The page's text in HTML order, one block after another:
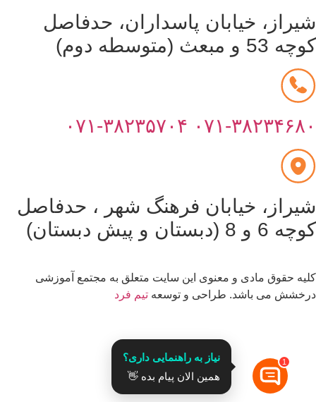
خیابان پاسداران، حدفاصل
و مبعث (متوسطه دوم)
۳۸۲۳۴۶۸۰ ۰۷۱-۳۸۲۳۵۷۰۴
خیابان فرهنگ شهر ، حدفاصل
8 (دبستان و پیش دبستان)
حقوق مادی و معنوی این سایت متعلق به مجتمع آموزشی
می باشد. طراحی و توسعهتیم فرد
نیاز به راهنمایی داری؟
همین الان پیام بده 👋